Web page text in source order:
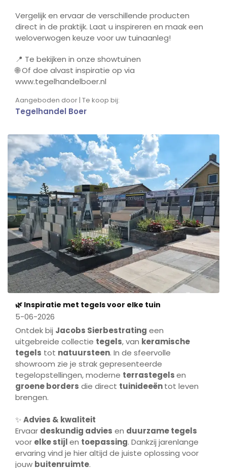
Vergelijk en ervaar de verschillende producten
direct in de praktijk. Laat u inspireren en maak een
weloverwogen keuze voor uw tuinaanleg!
📍 Te bekijken in onze showtuinen
🌐 Of doe alvast inspiratie op via
www.tegelhandelboer.nl
Aangeboden door | Te koop bij:
Tegelhandel Boer
🌿 Inspiratie met tegels voor elke tuin
5-06-2026
Ontdek bij Jacobs Sierbestrating een
uitgebreide collectie tegels, van keramische
tegels tot natuursteen. In de sfeervolle
showroom zie je strak gepresenteerde
tegelopstellingen, moderne terrastegelsen
groene borders die direct tuinideeëntot leven
brengen.
✨Advies & kwaliteit
Ervaar deskundig advies en duurzame tegels
voor elke stijlen toepassing. Dankzij jarenlange
ervaring vind je hier altijd de juiste oplossing voor
jouw buitenruimte.